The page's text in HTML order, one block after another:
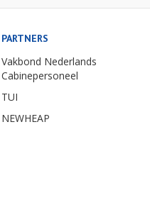
PARTNERS
Vakbond Nederlands
Cabinepersoneel
TUI
NEWHEAP